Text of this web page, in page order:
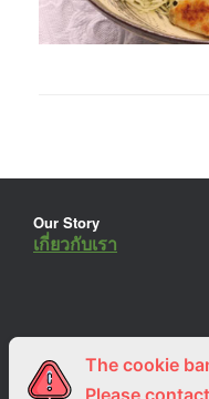
Our Story
เกี่ยวกับเรา
ร่วมงานกับเรา
สมัครงาน
The cookie
Please